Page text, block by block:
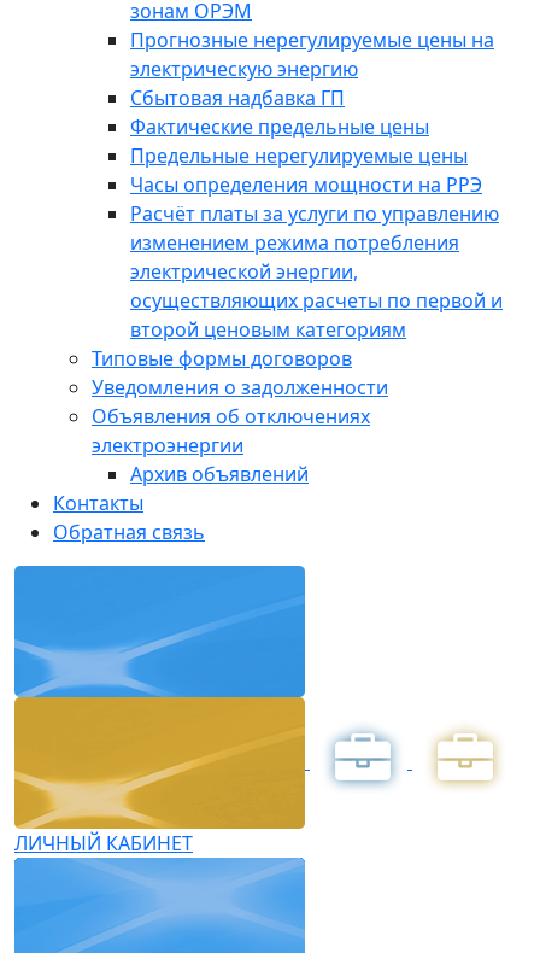
зонам ОРЭМ
Прогнозные нерегулируемые цены на
электрическую энергию
Сбытовая надбавка ГП
Фактические предельные цены
Предельные нерегулируемые цены
Часы определения мощности на РРЭ
Расчёт платы за услуги по управлению
изменением режима потребления
электрической энергии,
осуществляющих расчеты по первой и
второй ценовым категориям
Типовые формы договоров
Уведомления о задолженности
Объявления об отключениях
электроэнергии
Архив объявлений
Контакты
Обратная связь
ЛИЧНЫЙ КАБИНЕТ